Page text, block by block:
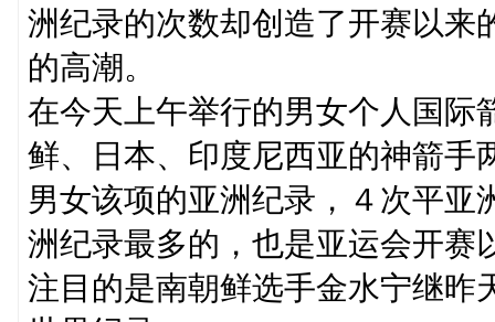
洲纪录的次数却创造了开赛以来
的高潮。
在今天上午举行的男女个人国际
鲜、日本、印度尼西亚的神箭手
男女该项的亚洲纪录，４次平亚
洲纪录最多的，也是亚运会开赛
注目的是南朝鲜选手金水宁继昨